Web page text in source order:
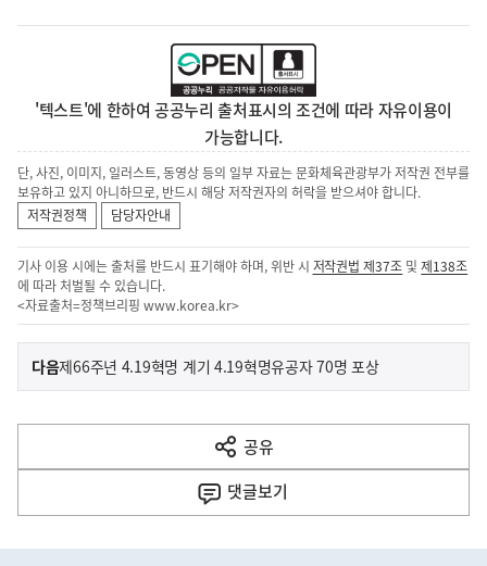
'텍스트'에 한하여 공공누리 출처표시의 조건에 따라 자유이용이
가능합니다.
단, 사진, 이미지, 일러스트, 동영상 등의 일부 자료는 문화체육관광부가 저작권 전부를
보유하고 있지 아니하므로, 반드시 해당 저작권자의 허락을 받으셔야 합니다.
저작권정책
담당자안내
기사 이용 시에는 출처를 반드시 표기해야 하며, 위반 시 저작권법 제37조 및제138조
에 따라 처벌될 수 있습니다.
<자료출처=정책브리핑 www.korea.kr>
이
전
다
음
다음기
사
제66주년 4.19혁명 계기 4.19혁명유공자 70명 포상
공유
열
기
댓글보기